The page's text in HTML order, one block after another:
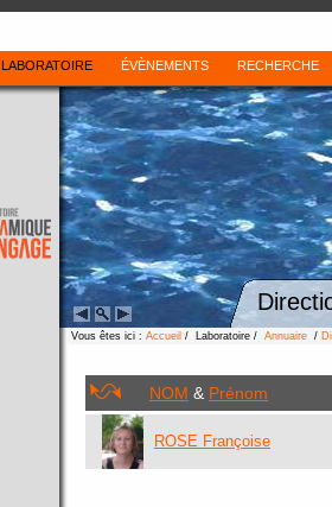
LABORATOIRE ÉVÈNEMENTS RECHERCHE
Vous êtes ici : Accueil / Laboratoire / Annuaire /
NOM & Prénom
ROSE Françoise